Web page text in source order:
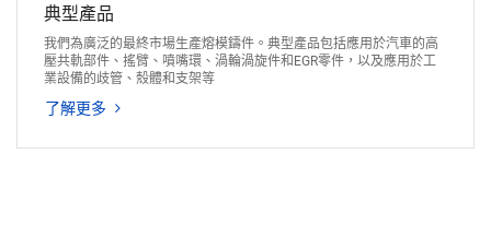
典型產品
我們為廣泛的最終市場生產熔模鑄件。典型產品包括應用於汽車的高
壓共軌部件、搖臂、噴嘴環、渦輪渦旋件和EGR零件，以及應用於工
業設備的歧管、殼體和支架等
了解更多